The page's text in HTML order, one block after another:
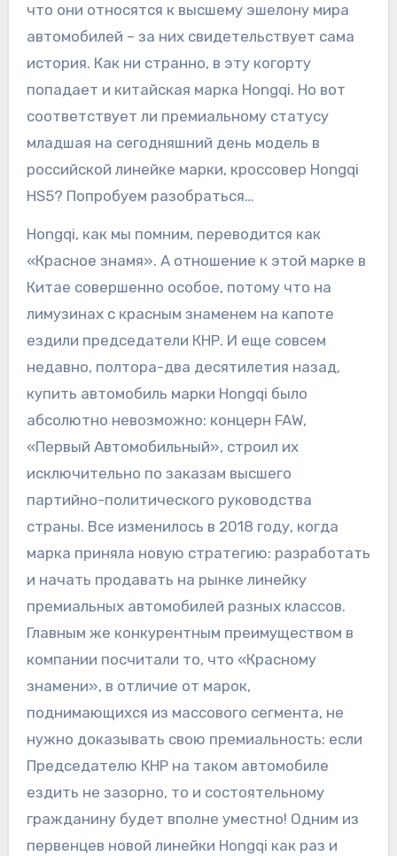
что они относятся к высшему эшелону мира
автомобилей – за них свидетельствует сама
история. Как ни странно, в эту когорту
попадает и китайская марка Hongqi. Но вот
соответствует ли премиальному статусу
младшая на сегодняшний день модель в
российской линейке марки, кроссовер Hongqi
HS5? Попробуем разобраться…
Hongqi, как мы помним, переводится как
«Красное знамя». А отношение к этой марке в
Китае совершенно особое, потому что на
лимузинах с красным знаменем на капоте
ездили председатели КНР. И еще совсем
недавно, полтора-два десятилетия назад,
купить автомобиль марки Hongqi было
абсолютно невозможно: концерн FAW,
«Первый Автомобильный», строил их
исключительно по заказам высшего
партийно-политического руководства
страны. Все изменилось в 2018 году, когда
марка приняла новую стратегию: разработать
и начать продавать на рынке линейку
премиальных автомобилей разных классов.
Главным же конкурентным преимуществом в
компании посчитали то, что «Красному
знамени», в отличие от марок,
поднимающихся из массового сегмента, не
нужно доказывать свою премиальность: если
Председателю КНР на таком автомобиле
ездить не зазорно, то и состоятельному
гражданину будет вполне уместно! Одним из
первенцев новой линейки Hongqi как раз и